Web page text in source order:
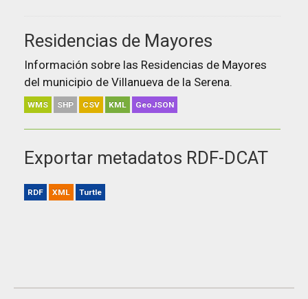
Residencias de Mayores
Información sobre las Residencias de Mayores
del municipio de Villanueva de la Serena.
WMS SHP CSV KML GeoJSON
Exportar metadatos RDF-DCAT
RDF XML Turtle